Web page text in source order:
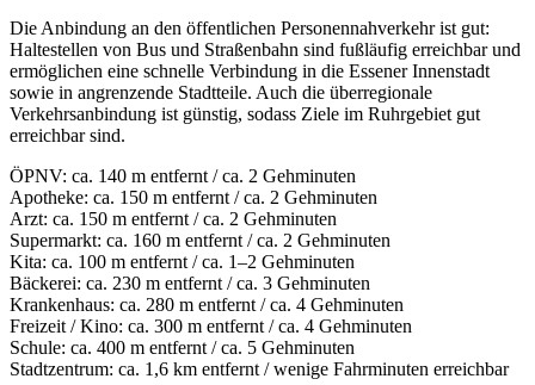
Die Anbindung an den öffentlichen Personennahverkehr ist gut:
Haltestellen von Bus und Straßenbahn sind fußläufig erreichbar und
ermöglichen eine schnelle Verbindung in die Essener Innenstadt
sowie in angrenzende Stadtteile. Auch die überregionale
Verkehrsanbindung ist günstig, sodass Ziele im Ruhrgebiet gut
erreichbar sind.
ÖPNV: ca. 140 m entfernt / ca. 2 Gehminuten
Apotheke: ca. 150 m entfernt / ca. 2 Gehminuten
Arzt: ca. 150 m entfernt / ca. 2 Gehminuten
Supermarkt: ca. 160 m entfernt / ca. 2 Gehminuten
Kita: ca. 100 m entfernt / ca. 1–2 Gehminuten
Bäckerei: ca. 230 m entfernt / ca. 3 Gehminuten
Krankenhaus: ca. 280 m entfernt / ca. 4 Gehminuten
Freizeit / Kino: ca. 300 m entfernt / ca. 4 Gehminuten
Schule: ca. 400 m entfernt / ca. 5 Gehminuten
Stadtzentrum: ca. 1,6 km entfernt / wenige Fahrminuten erreichbar